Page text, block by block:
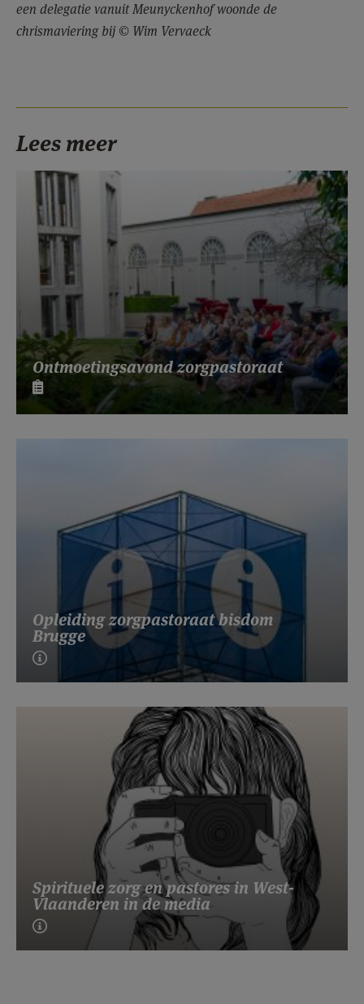
een delegatie vanuit Meunyckenhof woonde de
chrismaviering bij © Wim Vervaeck
Lees meer
Ontmoetingsavond zorgpastoraat
Opleiding zorgpastoraat bisdom
Brugge
Spirituele zorg en pastores in West-
Vlaanderen in de media